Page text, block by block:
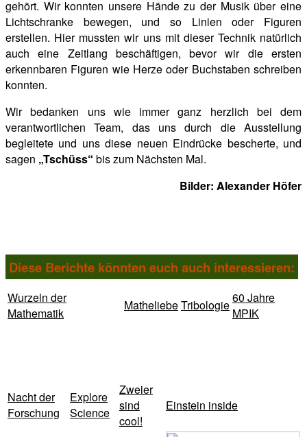
gehört. Wir konnten unsere Hände zu der Musik über eine
Lichtschranke bewegen, und so Linien oder Figuren
erstellen. Hier mussten wir uns mit dieser Technik natürlich
auch eine Zeitlang beschäftigen, bevor wir die ersten
erkennbaren Figuren wie Herze oder Buchstaben schreiben
konnten.
Wir bedanken uns wie immer ganz herzlich bei dem
verantwortlichen Team, das uns durch die Ausstellung
begleitete und uns diese neuen Eindrücke bescherte, und
sagen „Tschüss“ bis zum Nächsten Mal.
Bilder: Alexander Höfer
Diese Berichte könnten euch auch interessieren:
Wurzeln der
Mathematik
MatheliebeTribologie60 Jahre
MPIK
Nacht der
Forschung
Explore
Science
Zweier
sind
cool!
Einstein inside